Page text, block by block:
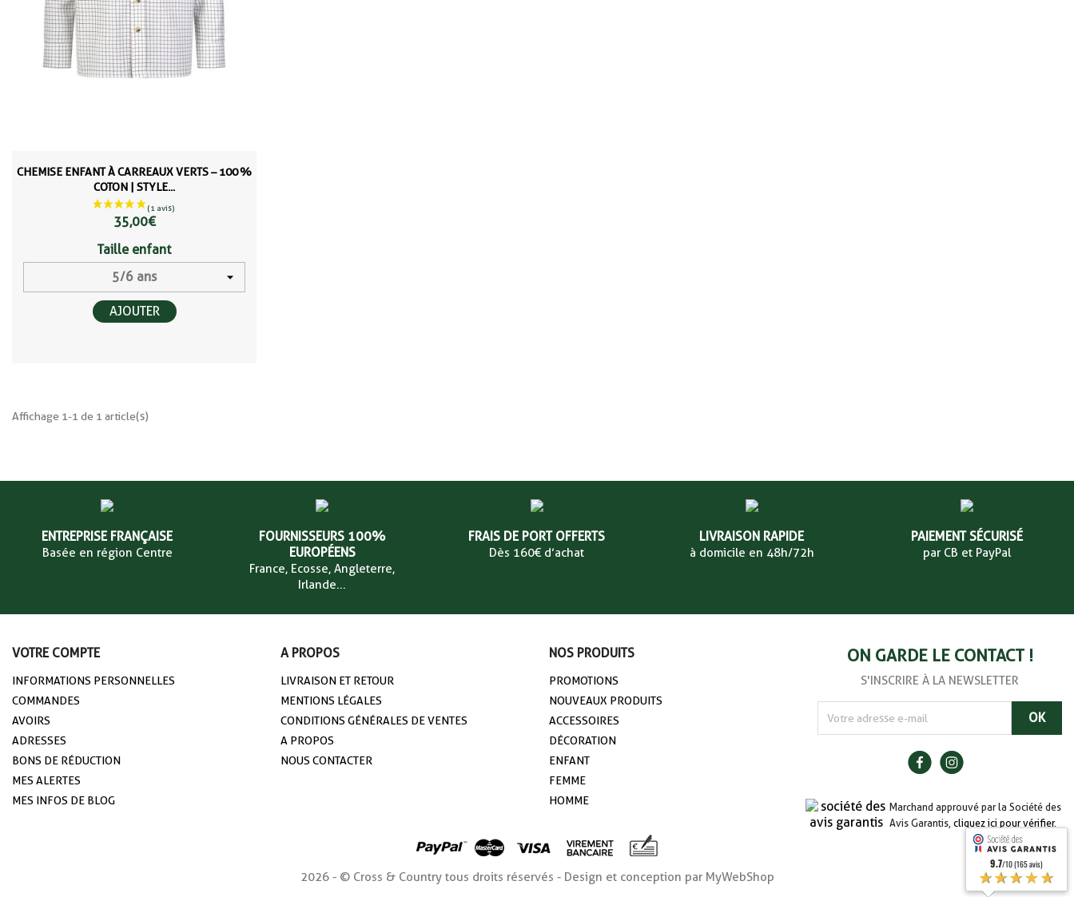
CHEMISE ENFANT À CARREAUX VERTS – 100 %
COTON | STYLE...
(1 avis)
35,00 €
Taille enfant
AJOUTER
Affichage 1-1 de 1 article(s)
ENTREPRISE FRANÇAISE
Basée en région Centre
FOURNISSEURS 100%
EUROPÉENS
France, Ecosse, Angleterre,
Irlande...
FRAIS DE PORT OFFERTS
Dès 160€ d’achat
LIVRAISON RAPIDE
à domicile en 48h/72h
PAIEMENT SÉCURISÉ
par CB et PayPal
VOTRE COMPTE
INFORMATIONS PERSONNELLES
COMMANDES
AVOIRS
ADRESSES
BONS DE RÉDUCTION
MES ALERTES
MES INFOS DE BLOG
A PROPOS
LIVRAISON ET RETOUR
MENTIONS LÉGALES
CONDITIONS GÉNÉRALES DE VENTES
A PROPOS
NOUS CONTACTER
NOS PRODUITS
PROMOTIONS
NOUVEAUX PRODUITS
ACCESSOIRES
DÉCORATION
ENFANT
FEMME
HOMME
ON GARDE LE CONTACT !
S'INSCRIRE À LA NEWSLETTER
Marchand approuvé par la Société des
Avis Garantis, cliquez ici pour vérifier.
2026 - © Cross & Country tous droits réservés - Design et conception par MyWebShop
9.7/10 (165 avis)
★★★★★